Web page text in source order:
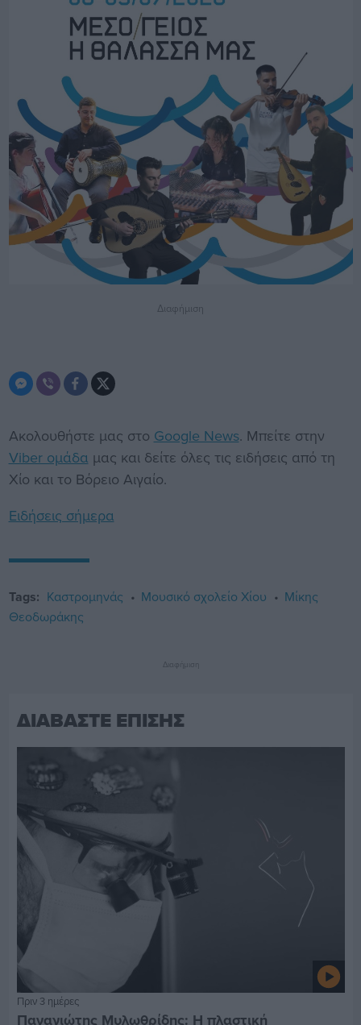
Διαφήμιση
Ακολουθήστε μας στο Google News. Μπείτε στην
Viber ομάδα μας και δείτε όλες τις ειδήσεις από τη
Χίο και το Βόρειο Αιγαίο.
Ειδήσεις σήμερα
Tags: Καστρομηνάς Μουσικό σχολείο Χίου
Μίκης
Θεοδωράκης
Διαφήμιση
ΔΙΑΒΑΣΤΕ ΕΠΙΣΗΣ
Πριν 3 ημέρες
Παναγιώτης Μυλωθρίδης: Η πλαστική